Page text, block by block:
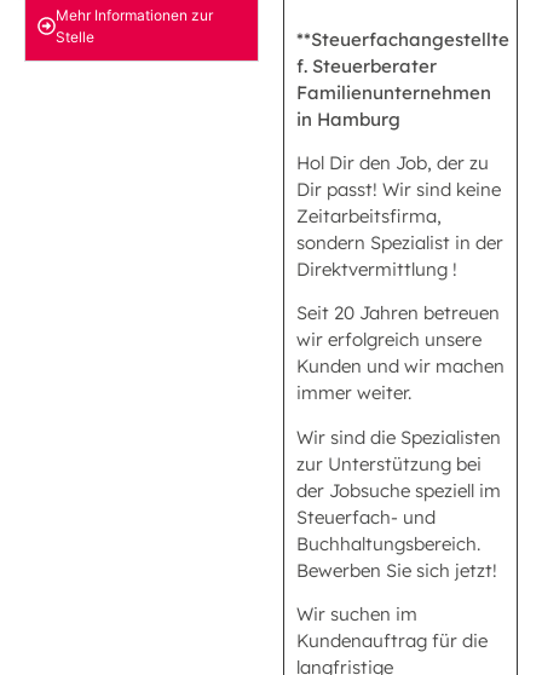
Mehr Informationen zur
Stelle
**Steuerfachangestellte
f. Steuerberater
Familienunternehmen
in Hamburg
Hol Dir den Job, der zu
Dir passt! Wir sind keine
Zeitarbeitsfirma,
sondern Spezialist in der
Direktvermittlung !
Seit 20 Jahren betreuen
wir erfolgreich unsere
Kunden und wir machen
immer weiter.
Wir sind die Spezialisten
zur Unterstützung bei
der Jobsuche speziell im
Steuerfach- und
Buchhaltungsbereich.
Bewerben Sie sich jetzt!
Wir suchen im
Kundenauftrag für die
langfristige